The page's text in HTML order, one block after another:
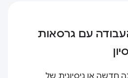
עם גרסאות
חדשה או ניסיונית של